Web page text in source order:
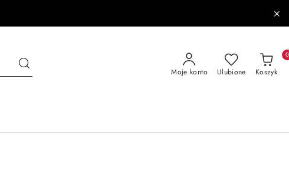
Moje konto Ulubione Koszyk
0